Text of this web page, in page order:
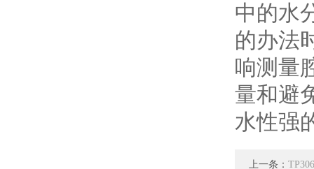
中的水
的办法
响测量
量和避
水性强
上一条：